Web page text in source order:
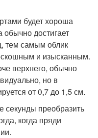
будет хороша
обычно достигает
тем самым облик
и изысканным.
верхнего, обычно
но в
от 0,7 до 1,5 см.
секунды преобразить
когда пряди